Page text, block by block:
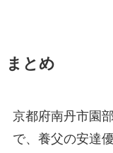
まとめ
京都府南丹市園
で、養父の安達